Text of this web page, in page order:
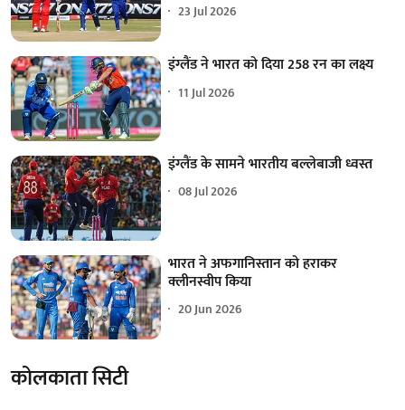
23 Jul 2026
इंग्लैंड ने भारत को दिया 258 रन का लक्ष्य
11 Jul 2026
इंग्लैंड के सामने भारतीय बल्लेबाजी ध्वस्त
08 Jul 2026
भारत ने अफगानिस्तान को हराकर
क्लीनस्वीप किया
20 Jun 2026
कोलकाता सिटी